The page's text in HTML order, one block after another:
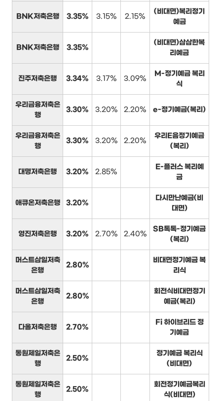
BNK저축은행 3.35% 3.15% 2.15%
(비대면)복리정기
예금
BNK저축은행 3.35%
(비대면)삼삼한복
리예금
진주저축은행 3.34% 3.17% 3.09%
M-정기예금 복리
식
우리금융저축은
행
3.30% 3.20% 2.20% e-정기예금(복리)
우리금융저축은
행
3.30% 3.20% 2.20%
우리E음정기예금
(복리)
대명저축은행 3.20% 2.85%
E-플러스 복리예
금
애큐온저축은행 3.20%
다시만난예금(비
대면)
영진저축은행 3.20% 2.70% 2.40%
SB톡톡-정기예금
(복리)
머스트삼일저축
은행
2.80%
비대면정기예금 복
리식
머스트삼일저축
은행
2.80%
회전식비대면정기
예금(복리)
다올저축은행 2.70%
Fi 하이브리드 정
기예금
동원제일저축은
행
2.50%
정기예금 복리식
(비대면)
동원제일저축은
행
2.50%
회전정기예금복리
식(비대면)